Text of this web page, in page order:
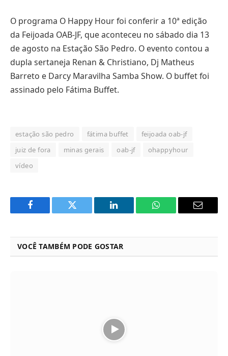
O programa O Happy Hour foi conferir a 10ª edição
da Feijoada OAB-JF, que aconteceu no sábado dia 13
de agosto na Estação São Pedro. O evento contou a
dupla sertaneja Renan & Christiano, Dj Matheus
Barreto e Darcy Maravilha Samba Show. O buffet foi
assinado pelo Fátima Buffet.
estação são pedro fátima buffet
feijoada oab-jf
juiz de fora
minas gerais oab-jf
ohappyhour
vídeo
Facebook Twitter LinkedIn WhatsApp Email
VOCÊ TAMBÉM PODE GOSTAR